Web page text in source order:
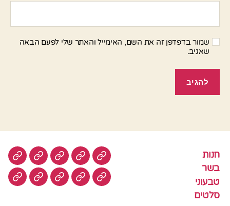
שמור בדפדפן זה את השם, האימייל והאתר שלי לפעם הבאה
שאגיב.
חנות
בשר
טבעוני
סלטים
חנות בשר טבעוניסלטים
עוגיותעוף צמחונידגים